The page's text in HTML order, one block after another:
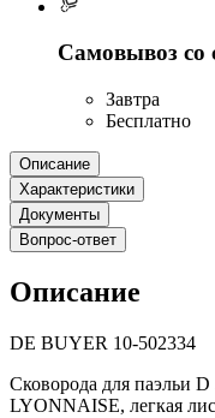
Самовывоз со
Завтра
Бесплатно
Описание
Характеристики
Документы
Вопрос-ответ
Описание
DE BUYER 10-502334
Сковорода для паэльи
LYONNAISE, легкая